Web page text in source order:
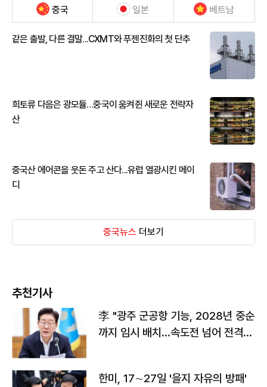
중국 일본 베트남
같은 출발, 다른 결말...CXMT와 푸젠진화의 첫 단추
희토류 다음은 광모듈…중국이 움켜쥔 새로운 전략자
산
중국산 에어콘을 웃돈 주고 산다...유럽 열광시킨 메이
디
중국뉴스 더보기
추천기사
李 "광주 군공항 기능, 2028년 중순
까지 임시 배치…속도전 넘어 전격
한미, 17∼27일 '을지 자유의 방패'